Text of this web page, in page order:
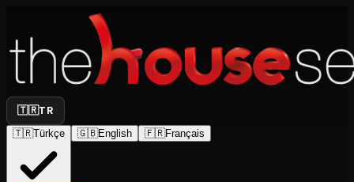
🇹🇷TR
🇹🇷Türkçe 🇬🇧English 🇫🇷Français